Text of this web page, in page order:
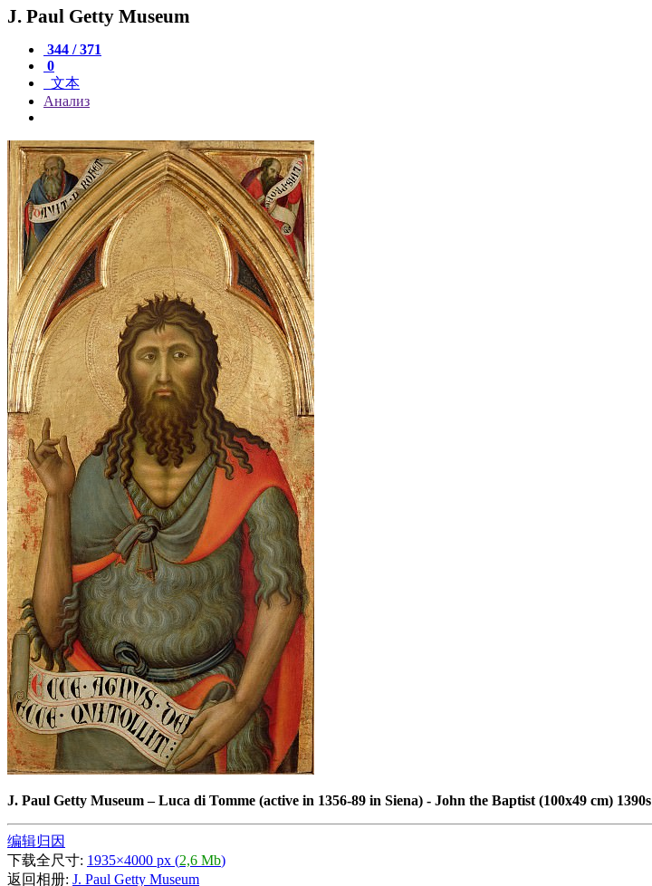
J. Paul Getty Museum
344 / 371
0
文本
Анализ
J. Paul Getty Museum–Luca di Tomme (active in 1356-89 in Siena) - John the Baptist (100x49 cm) 1390s
编辑归因
下载全尺寸: 1935×4000 px (2,6 Mb)
返回相册: J. Paul Getty Museum